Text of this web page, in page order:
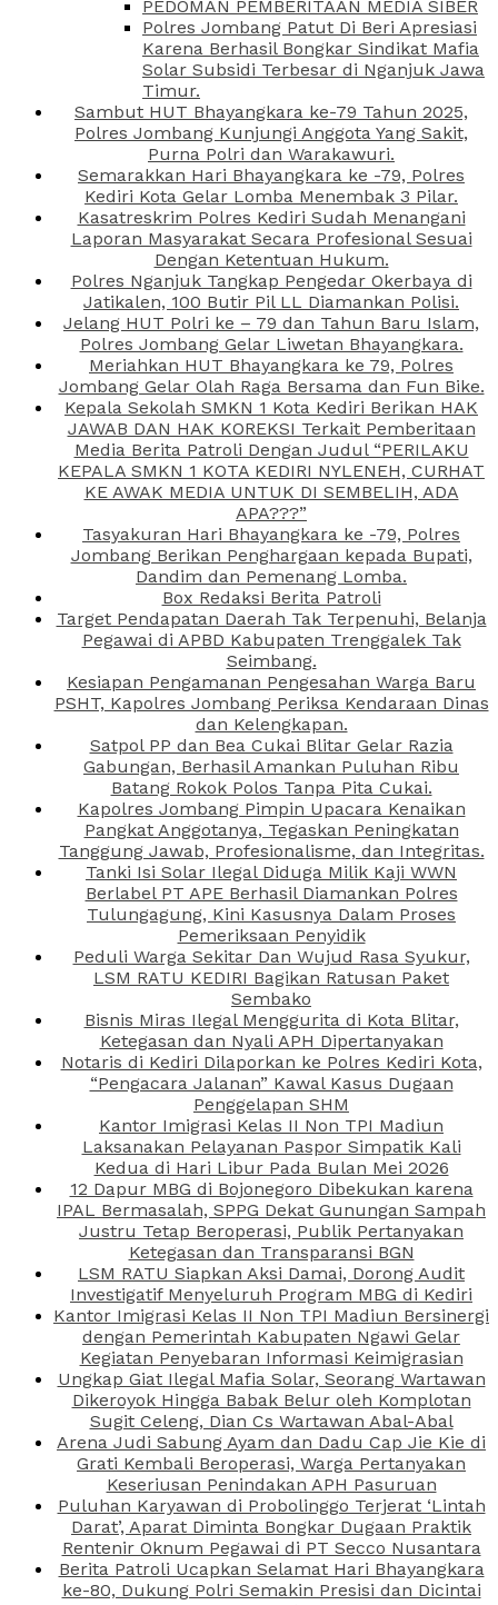
PEDOMAN PEMBERITAAN MEDIA SIBER
Polres Jombang Patut Di Beri Apresiasi
Karena Berhasil Bongkar Sindikat Mafia
Solar Subsidi Terbesar di Nganjuk Jawa
Timur.
Sambut HUT Bhayangkara ke-79 Tahun 2025,
Polres Jombang Kunjungi Anggota Yang Sakit,
Purna Polri dan Warakawuri.
Semarakkan Hari Bhayangkara ke -79, Polres
Kediri Kota Gelar Lomba Menembak 3 Pilar.
Kasatreskrim Polres Kediri Sudah Menangani
Laporan Masyarakat Secara Profesional Sesuai
Dengan Ketentuan Hukum.
Polres Nganjuk Tangkap Pengedar Okerbaya di
Jatikalen, 100 Butir Pil LL Diamankan Polisi.
Jelang HUT Polri ke – 79 dan Tahun Baru Islam,
Polres Jombang Gelar Liwetan Bhayangkara.
Meriahkan HUT Bhayangkara ke 79, Polres
Jombang Gelar Olah Raga Bersama dan Fun Bike.
Kepala Sekolah SMKN 1 Kota Kediri Berikan HAK
JAWAB DAN HAK KOREKSI Terkait Pemberitaan
Media Berita Patroli Dengan Judul “PERILAKU
KEPALA SMKN 1 KOTA KEDIRI NYLENEH, CURHAT
KE AWAK MEDIA UNTUK DI SEMBELIH, ADA
APA???”
Tasyakuran Hari Bhayangkara ke -79, Polres
Jombang Berikan Penghargaan kepada Bupati,
Dandim dan Pemenang Lomba.
Box Redaksi Berita Patroli
Target Pendapatan Daerah Tak Terpenuhi, Belanja
Pegawai di APBD Kabupaten Trenggalek Tak
Seimbang.
Kesiapan Pengamanan Pengesahan Warga Baru
PSHT, Kapolres Jombang Periksa Kendaraan Dinas
dan Kelengkapan.
Satpol PP dan Bea Cukai Blitar Gelar Razia
Gabungan, Berhasil Amankan Puluhan Ribu
Batang Rokok Polos Tanpa Pita Cukai.
Kapolres Jombang Pimpin Upacara Kenaikan
Pangkat Anggotanya, Tegaskan Peningkatan
Tanggung Jawab, Profesionalisme, dan Integritas.
Tanki Isi Solar Ilegal Diduga Milik Kaji WWN
Berlabel PT APE Berhasil Diamankan Polres
Tulungagung, Kini Kasusnya Dalam Proses
Pemeriksaan Penyidik
Peduli Warga Sekitar Dan Wujud Rasa Syukur,
LSM RATU KEDIRI Bagikan Ratusan Paket
Sembako
Bisnis Miras Ilegal Menggurita di Kota Blitar,
Ketegasan dan Nyali APH Dipertanyakan
Notaris di Kediri Dilaporkan ke Polres Kediri Kota,
“Pengacara Jalanan” Kawal Kasus Dugaan
Penggelapan SHM
Kantor Imigrasi Kelas II Non TPI Madiun
Laksanakan Pelayanan Paspor Simpatik Kali
Kedua di Hari Libur Pada Bulan Mei 2026
12 Dapur MBG di Bojonegoro Dibekukan karena
IPAL Bermasalah, SPPG Dekat Gunungan Sampah
Justru Tetap Beroperasi, Publik Pertanyakan
Ketegasan dan Transparansi BGN
LSM RATU Siapkan Aksi Damai, Dorong Audit
Investigatif Menyeluruh Program MBG di Kediri
Kantor Imigrasi Kelas II Non TPI Madiun Bersinergi
dengan Pemerintah Kabupaten Ngawi Gelar
Kegiatan Penyebaran Informasi Keimigrasian
Ungkap Giat Ilegal Mafia Solar, Seorang Wartawan
Dikeroyok Hingga Babak Belur oleh Komplotan
Sugit Celeng, Dian Cs Wartawan Abal-Abal
Arena Judi Sabung Ayam dan Dadu Cap Jie Kie di
Grati Kembali Beroperasi, Warga Pertanyakan
Keseriusan Penindakan APH Pasuruan
Puluhan Karyawan di Probolinggo Terjerat ‘Lintah
Darat’, Aparat Diminta Bongkar Dugaan Praktik
Rentenir Oknum Pegawai di PT Secco Nusantara
Berita Patroli Ucapkan Selamat Hari Bhayangkara
ke-80, Dukung Polri Semakin Presisi dan Dicintai